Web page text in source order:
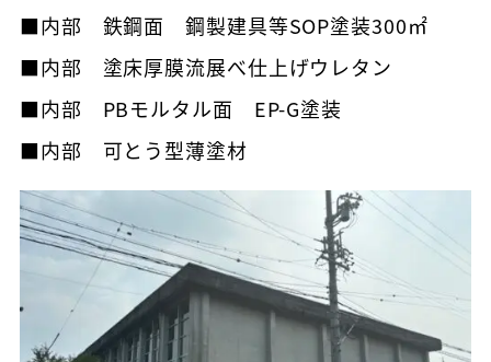
■内部 鉄鋼面 鋼製建具等SOP塗装300㎡
■内部 塗床厚膜流展べ仕上げウレタン
■内部 PBモルタル面 EP-G塗装
■内部 可とう型薄塗材